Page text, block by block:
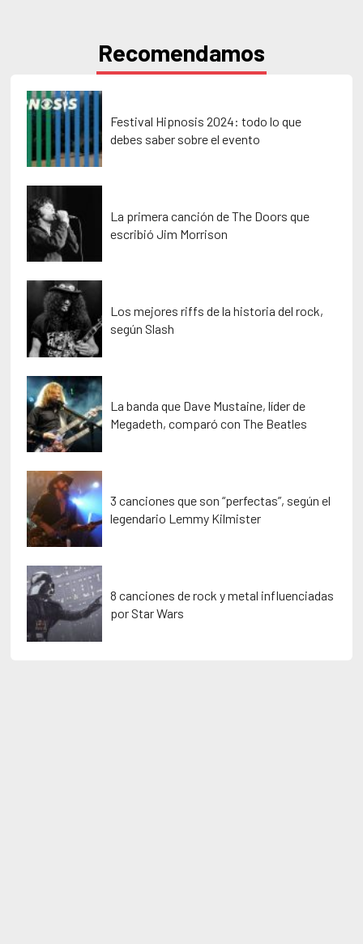
Recomendamos
Festival Hipnosis 2024: todo lo que
debes saber sobre el evento
La primera canción de The Doors que
escribió Jim Morrison
Los mejores riffs de la historia del rock,
según Slash
La banda que Dave Mustaine, líder de
Megadeth, comparó con The Beatles
3 canciones que son “perfectas”, según el
legendario Lemmy Kilmister
8 canciones de rock y metal influenciadas
por Star Wars